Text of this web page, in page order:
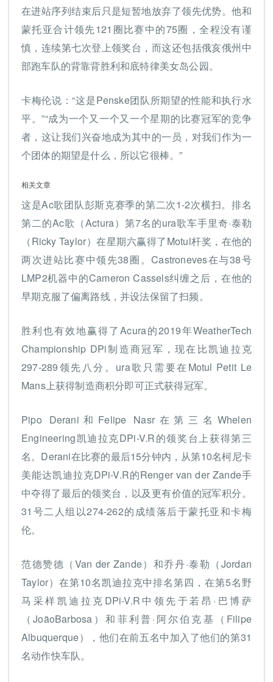
在进站序列结束后只是短暂地放弃了领先优势。他和
蒙托亚合计领先121圈比赛中的75圈，全程没有谨
慎，连续第七次登上领奖台，而这还包括俄亥俄州中
部跑车队的背靠背胜利和底特律美女岛公园。
卡梅伦说：“这是Penske团队所期望的性能和执行水
平。”“成为一个又一个又一个星期的比赛冠军的竞争
者，这让我们兴奋地成为其中的一员，对我们作为一
个团体的期望是什么，所以它很棒。”
相关文章
这是Ac歌团队彭斯克赛季的第二次1-2次横扫。排名
第二的Ac歌（Actura）第7名的ura歌车手里奇·泰勒
（Ricky Taylor）在星期六赢得了Motul杆奖，在他的
两次进站比赛中领先38圈。Castroneves在与38号
LMP2机器中的Cameron Cassels纠缠之后，在他的
早期克服了偏离路线，并设法保留了扫频。
胜利也有效地赢得了Acura的2019年WeatherTech
Championship DPi制造商冠军，现在比凯迪拉克
297-289领先八分。ura歌只需要在Motul Petit Le
Mans上获得制造商积分即可正式获得冠军。
Pipo Derani和Felipe Nasr在第三名Whelen
Engineering凯迪拉克DPi-V.R的领奖台上获得第三
名。Derani在比赛的最后15分钟内，从第10名柯尼卡
美能达凯迪拉克DPi-V.R的Renger van der Zande手
中夺得了最后的领奖台，以及更有价值的冠军积分。
31号二人组以274-262的成绩落后于蒙托亚和卡梅
伦。
范德赞德（Van der Zande）和乔丹·泰勒（Jordan
Taylor）在第10名凯迪拉克中排名第四，在第5名野
马采样凯迪拉克DPi-V.R中领先于若昂·巴博萨
（JoãoBarbosa）和菲利普·阿尔伯克基（Filipe
Albuquerque），他们在前五名中加入了他们的第31
名动作快车队。